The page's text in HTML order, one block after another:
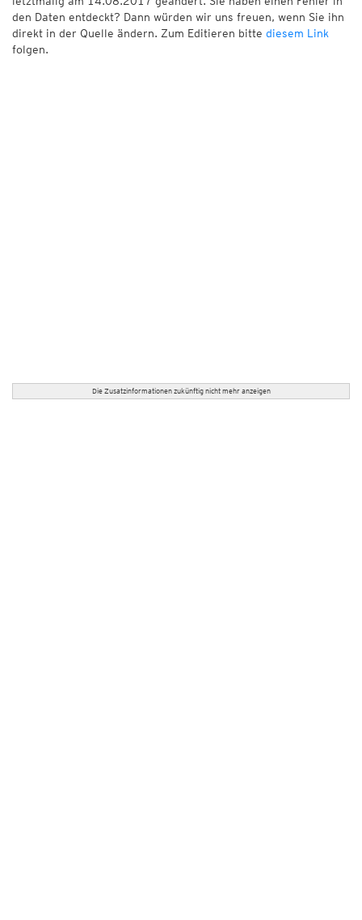
den Daten entdeckt? Dann würden wir uns freuen, wenn Sie ihn
direkt in der Quelle ändern. Zum Editieren bitte diesem Link
folgen.
Die Zusatzinformationen zukünftig nicht mehr anzeigen